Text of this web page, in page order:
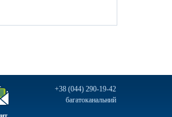
+38 (044) 290-19-42
багатоканальний